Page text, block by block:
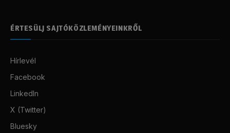
ÉRTESÜLJ SAJTÓKÖZLEMÉNYEINKRŐL
Hírlevél
Facebook
LinkedIn
X (Twitter)
Bluesky